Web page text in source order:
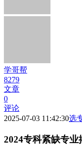
学哥帮
8279
文章
0
评论
2025-07-03 11:42:30选
2024专科紧缺专业